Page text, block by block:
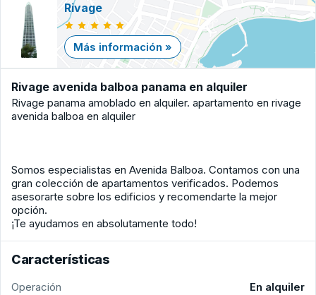
Rivage
Más información »
Rivage avenida balboa panama en alquiler
Rivage panama amoblado en alquiler. apartamento en rivage
avenida balboa en alquiler
Somos especialistas en Avenida Balboa. Contamos con una
gran colección de apartamentos verificados. Podemos
asesorarte sobre los edificios y recomendarte la mejor
opción.
¡Te ayudamos en absolutamente todo!
Características
Operación
En alquiler